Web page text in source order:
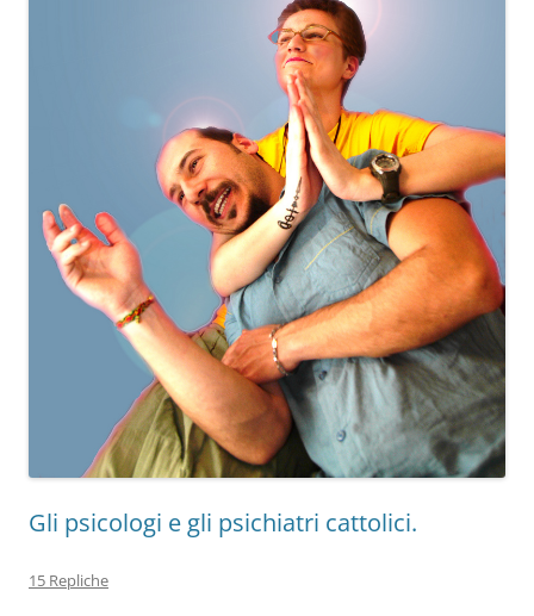
Gli psicologi e gli psichiatri cattolici.
15 Repliche